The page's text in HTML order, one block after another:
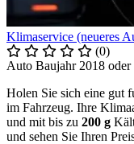
Klimaservice (neueres
(0)
Auto Baujahr 2018
Holen Sie sich eine gut
im Fahrzeug. Ihre
und mit bis zu 200 g
und sehen Sie Ihren